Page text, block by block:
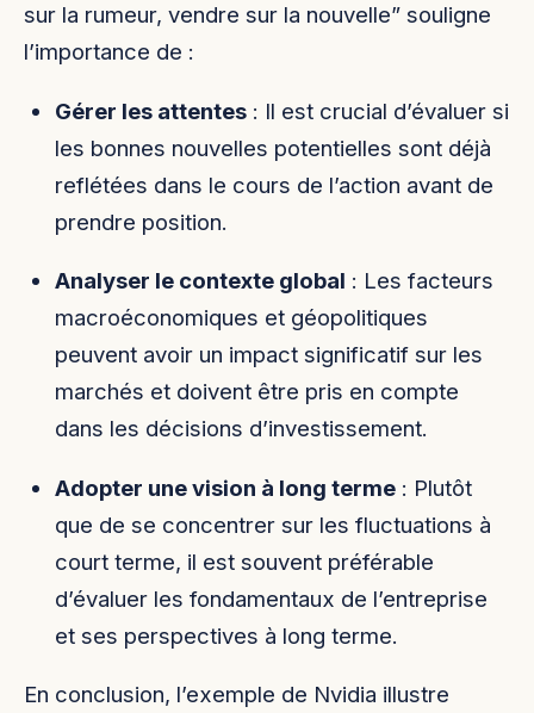
sur la rumeur, vendre sur la nouvelle” souligne
l’importance de :
Gérer les attentes: Il est crucial d’évaluer si
les bonnes nouvelles potentielles sont déjà
reflétées dans le cours de l’action avant de
prendre position.
Analyser le contexte global : Les facteurs
macroéconomiques et géopolitiques
peuvent avoir un impact significatif sur les
marchés et doivent être pris en compte
dans les décisions d’investissement.
Adopter une vision à long terme: Plutôt
que de se concentrer sur les fluctuations à
court terme, il est souvent préférable
d’évaluer les fondamentaux de l’entreprise
et ses perspectives à long terme.
En conclusion, l’exemple de Nvidia illustre